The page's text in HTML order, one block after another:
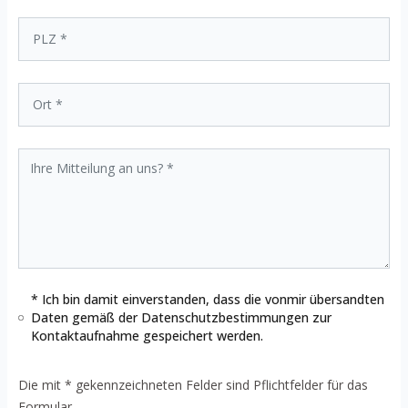
* Ich bin damit einverstanden, dass die vonmir übersandten
Daten gemäß der Datenschutzbestimmungen zur
Kontaktaufnahme gespeichert werden.
Die mit * gekennzeichneten Felder sind Pflichtfelder für das